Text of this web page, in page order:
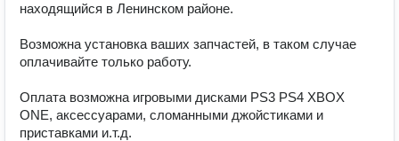
находящийся в Ленинском районе.
Возможна установка ваших запчастей, в таком случае
оплачивайте только работу.
Оплата возможна игровыми дисками PS3 PS4 XBOX
ONE, аксессуарами, сломанными джойстиками и
приставками и.т.д.